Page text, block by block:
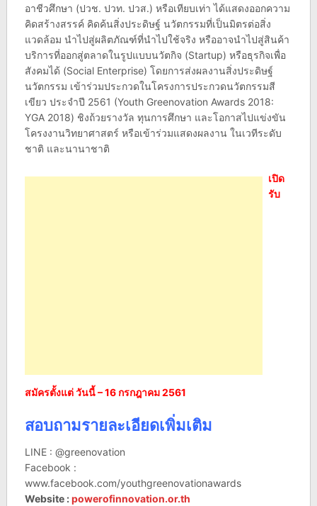
อาชีวศึกษา (ปวช. ปวท. ปวส.) หรือเทียบเท่า ได้แสดงออกความ
คิดสร้างสรรค์ คิดค้นสิ่งประดิษฐ์ นวัตกรรมที่เป็นมิตรต่อสิ่ง
แวดล้อม นำไปสู่ผลิตภัณฑ์ที่นำไปใช้จริง หรืออาจนำไปสู่สินค้า
บริการที่ออกสู่ตลาดในรูปแบบนวัตกิจ (Startup) หรือธุรกิจเพื่อ
สังคมได้ (Social Enterprise) โดยการส่งผลงานสิ่งประดิษฐ์
นวัตกรรม เข้าร่วมประกวดในโครงการประกวดนวัตกรรมสี
เขียว ประจำปี 2561 (Youth Greenovation Awards 2018:
YGA 2018) ชิงถ้วยรางวัล ทุนการศึกษา และโอกาสไปแข่งขัน
โครงงานวิทยาศาสตร์ หรือเข้าร่วมแสดงผลงาน ในเวทีระดับ
ชาติ และนานาชาติ
เปิด
รับ
สมัครตั้งแต่ วันนี้ – 16 กรกฎาคม 2561
สอบถามรายละเอียดเพิ่มเติม
LINE : @greenovation
Facebook :
www.facebook.com/youthgreenovationawards
Website :powerofinnovation.or.th